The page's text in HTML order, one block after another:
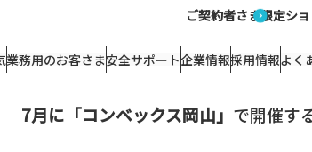
ご契約者さま限定シ
業務用のお客さま安全サポート企業情報採用情報よく
イベント出展のご案内（
イベント出展のご案内（7月）
7月に「コンベックス岡山」 で開催す